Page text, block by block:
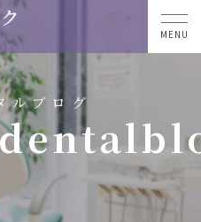
MENU
ルブログ